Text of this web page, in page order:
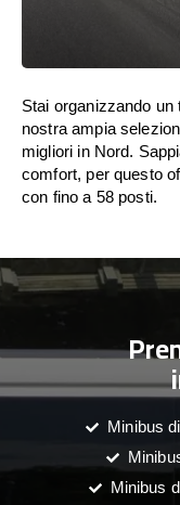
Stai organizzando
nostra ampia
migliori in Nord.
comfort, per questo
con fino a 58 posti.
Minibus
Minibus